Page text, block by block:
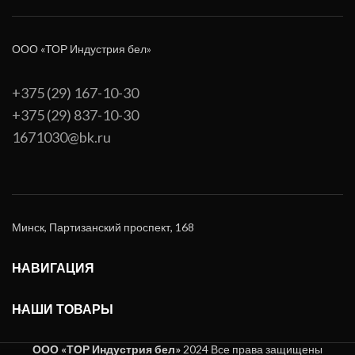
ООО «ТОР Индустрия бел»
+375 (29) 167-10-30
+375 (29) 837-10-30
1671030@bk.ru
Минск, Партизанский проспект, 168
НАВИГАЦИЯ
НАШИ ТОВАРЫ
ООО «ТОР Индустрия бел» 2024 Все права защищены